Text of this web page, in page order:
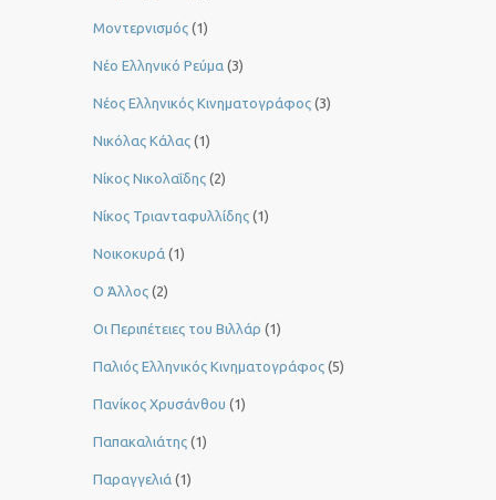
Μοντερνισμός (1)
Νέο Ελληνικό Ρεύμα (3)
Νέος Ελληνικός Κινηματογράφος (3)
Νικόλας Κάλας (1)
Νίκος Νικολαΐδης (2)
Νίκος Τριανταφυλλίδης (1)
Νοικοκυρά (1)
Ο Άλλος (2)
Οι Περιπέτειες του Βιλλάρ (1)
Παλιός Ελληνικός Κινηματογράφος (5)
Πανίκος Χρυσάνθου (1)
Παπακαλιάτης (1)
Παραγγελιά (1)